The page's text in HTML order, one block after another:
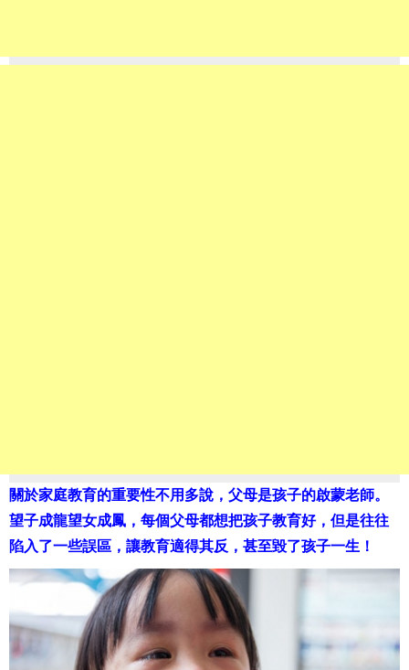
關於家庭教育的重要性不用多說，父母是孩子的啟蒙老師。
望子成龍望女成鳳，每個父母都想把孩子教育好，但是往往
陷入了一些誤區，讓教育適得其反，甚至毀了孩子一生！